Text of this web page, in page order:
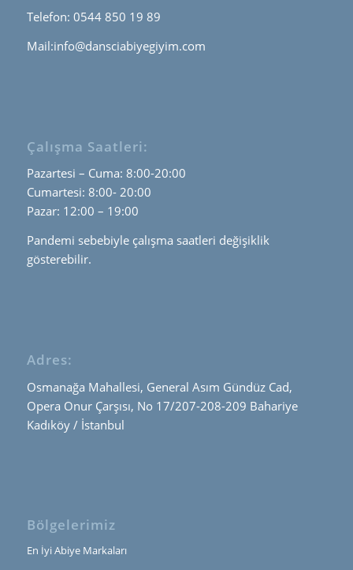
Telefon: 0544 850 19 89
Mail:info@dansciabiyegiyim.com
Çalışma Saatleri:
Pazartesi – Cuma: 8:00-20:00
Cumartesi: 8:00- 20:00
Pazar: 12:00 – 19:00
Pandemi sebebiyle çalışma saatleri değişiklik
gösterebilir.
Adres:
Osmanağa Mahallesi, General Asım Gündüz Cad,
Opera Onur Çarşısı, No 17/207-208-209 Bahariye
Kadıköy / İstanbul
Bölgelerimiz
En İyi Abiye Markaları